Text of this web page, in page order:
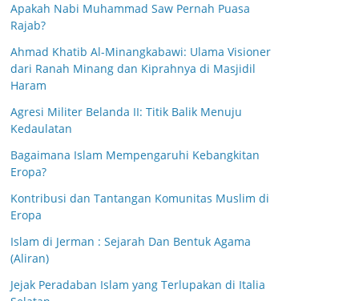
Apakah Nabi Muhammad Saw Pernah Puasa
Rajab?
Ahmad Khatib Al-Minangkabawi: Ulama Visioner
dari Ranah Minang dan Kiprahnya di Masjidil
Haram
Agresi Militer Belanda II: Titik Balik Menuju
Kedaulatan
Bagaimana Islam Mempengaruhi Kebangkitan
Eropa?
Kontribusi dan Tantangan Komunitas Muslim di
Eropa
Islam di Jerman : Sejarah Dan Bentuk Agama
(Aliran)
Jejak Peradaban Islam yang Terlupakan di Italia